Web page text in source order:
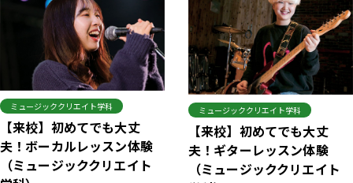
ミュージッククリエイト学科
【来校】初めてでも大丈
夫！ボーカルレッスン体験
（ミュージッククリエイト
ミュージッククリエイト学科
【来校】初めてでも大丈
夫！ギターレッスン体験
（ミュージッククリエイト